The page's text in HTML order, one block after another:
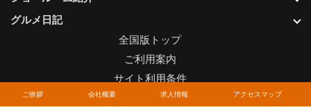
ご挨拶 会社概要 求人情報 アクセスマップ
グルメ日記
全国版トップ
ご利用案内
サイト利用条件
プライバシーポリシー